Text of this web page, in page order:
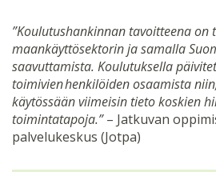
”Koulutushankinnan tavoitteena on
maankäyttösektorin ja samalla
saavuttamista. Koulutuksella
toimivien henkilöiden osaamista
käytössään viimeisin tieto koskien
toimintatapoja.”– Jatkuvan
palvelukeskus (Jotpa)